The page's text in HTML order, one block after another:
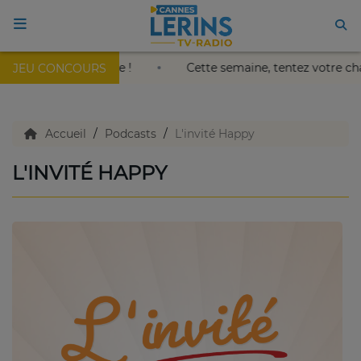
JEU CONCOURS
au Palais Nikaïa de Nice ! Cette semaine, tentez
TV en direct
Replay TV
Accueil Podcasts L'invité Happy
L'INVITÉ HAPPY